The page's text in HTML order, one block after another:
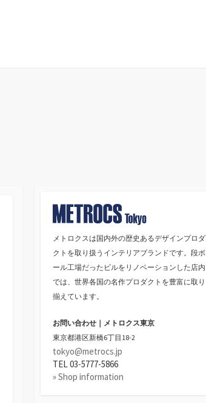
メトロクスは国内外の歴史あるデザインプロダ
クトを取り扱うインテリアブランドです。段ボ
ール工場だったビルをリノベーションした店内
では、世界各国の名作プロダクトを豊富に取り
揃えています。
お問い合わせ｜メトロクス東京
東京都港区新橋6丁目18-2
tokyo@metrocs.jp
TEL 03-5777-5866
» Shop information